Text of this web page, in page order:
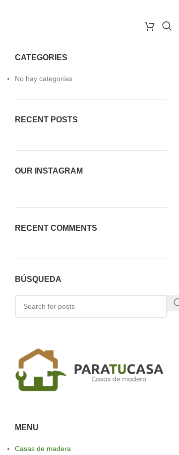
CATEGORIES
No hay categorías
RECENT POSTS
OUR INSTAGRAM
RECENT COMMENTS
BÚSQUEDA
MENU
Casas de madera